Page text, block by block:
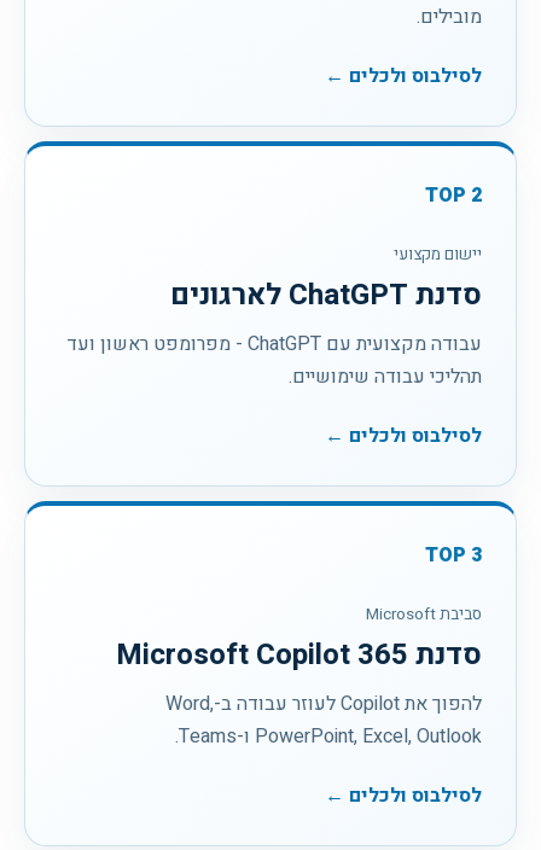
מובילים.
לסילבוס ולכלים ←
TOP 2
יישום מקצועי
סדנת ChatGPT לארגונים
עבודה מקצועית עם ChatGPT - מפרומפט ראשון ועד
תהליכי עבודה שימושיים.
לסילבוס ולכלים ←
TOP 3
סביבת Microsoft
סדנת Microsoft Copilot 365
להפוך את Copilot לעוזר עבודה ב-Word,
PowerPoint, Excel, Outlook ו-Teams.
לסילבוס ולכלים ←